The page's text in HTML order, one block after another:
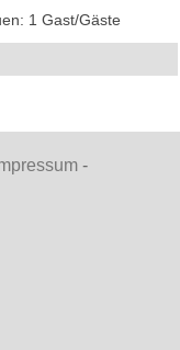
1 Gast/Gäste
-